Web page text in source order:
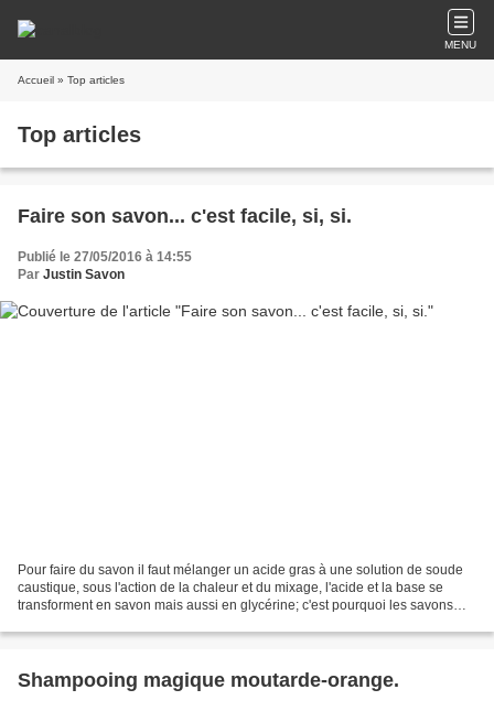
MENU
Accueil » Top articles
Top articles
Faire son savon... c'est facile, si, si.
Publié le 27/05/2016 à 14:55
Par Justin Savon
Pour faire du savon il faut mélanger un acide gras à une solution de soude
caustique, sous l'action de la chaleur et du mixage, l'acide et la base se
transforment en savon mais aussi en glycérine; c'est pourquoi les savons
Shampooing magique moutarde-orange.